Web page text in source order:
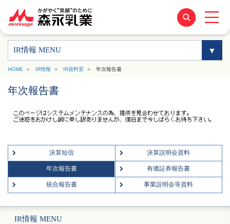
IR情報 MENU
HOME IR情報 IR資料室 年次報告書
年次報告書
決算短信 決算説明会資料
年次報告書 有価証券報告書
統合報告書 事業説明会等資料
IR情報 MENU